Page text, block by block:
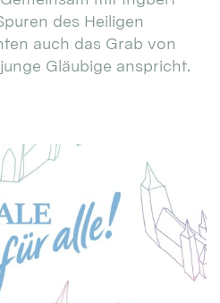
des Heiligen
auch das Grab von
Gläubige anspricht.